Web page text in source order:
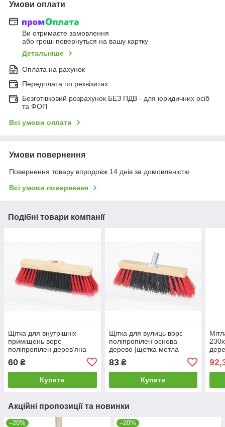
Умови оплати
Ви отримаєте замовлення
або гроші повернуться на вашу картку
Детальніше
Оплата на рахунок
Передплата по реквізитах
Безготівковий розрахунок БЕЗ ПДВ - для юридичних осіб
та ФОП
Всі умови оплати
Умови повернення
Повернення товару впродовж 14 днів за домовленістю
Всі умови повернення
Подібні товари компанії
Щітка для внутрішніх
приміщень ворс
поліпропілен дерев'яна
нейлонова
60 ₴
Купити
Щітка для вулиць ворс
поліпропілен основа
дерево |щетка метла
83₴
Купити
Акційні пропозиції та новинки
–20% –20%